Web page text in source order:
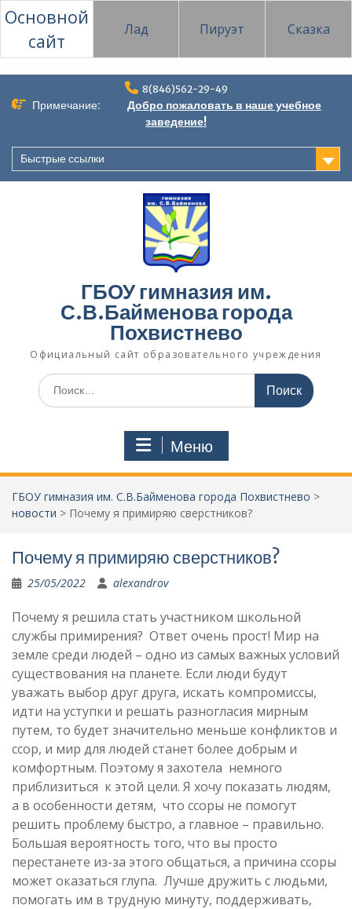
Основной
сайт
Лад Пируэт Сказка
содержимому
8(846)562-29-49
Примечание:
Добро пожаловать в наше учебное
заведение!
Быстрые ссылки
ГБОУ гимназия им.
С.В.Байменова города
Похвистнево
Официальный сайт образовательного учреждения
Поиск
по:
Меню
ГБОУ гимназия им. С.В.Байменова города Похвистнево >
новости > Почему я примиряю сверстников?
Почему я примиряю сверстников?
25/05/2022 alexandrov
Почему я решила стать участником школьной
службы примирения? Ответ очень прост! Мир на
земле среди людей – одно из самых важных условий
существования на планете. Если люди будут
уважать выбор друг друга, искать компромиссы,
идти на уступки и решать разногласия мирным
путем, то будет значительно меньше конфликтов и
ссор, и мир для людей станет более добрым и
комфортным. Поэтому я захотела немного
приблизиться к этой цели. Я хочу показать людям,
а в особенности детям, что ссоры не помогут
решить проблему быстро, а главное – правильно.
Большая вероятность того, что вы просто
перестанете из-за этого общаться, а причина ссоры
может оказаться глупа. Лучше дружить с людьми,
помогать им в трудную минуту, поддерживать,